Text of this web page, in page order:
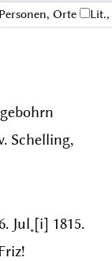
Orte Lit.,
Schelling,
6. Jul˖[i] 1815.